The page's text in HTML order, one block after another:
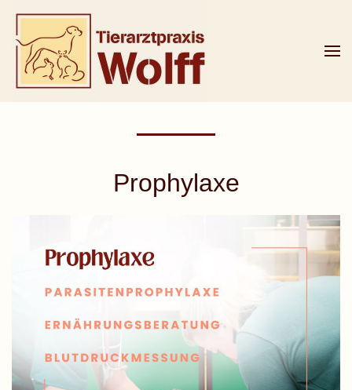
Zum Hauptinhalt springen
Prophylaxe